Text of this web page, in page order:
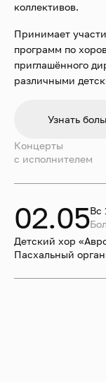
коллективов.
Принимает
программ по
приглашённого
различными
всероссийских и
фестивалей и
Узнать
Концерты
c исполнителем
02.05Вс
Детский хор
Пасхальный